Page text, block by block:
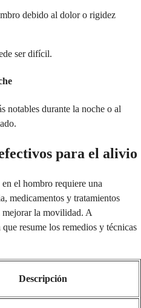
debido al dolor o rigidez
ser difícil.
notables durante la noche o al
para el alivio
el hombro requiere una
medicamentos y tratamientos
la movilidad. A
resume los remedios y técnicas
Descripción